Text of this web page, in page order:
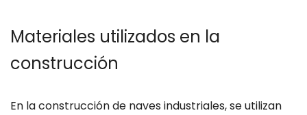
Materiales utilizados en la
construcción
En la construcción de naves industriales, se utilizan